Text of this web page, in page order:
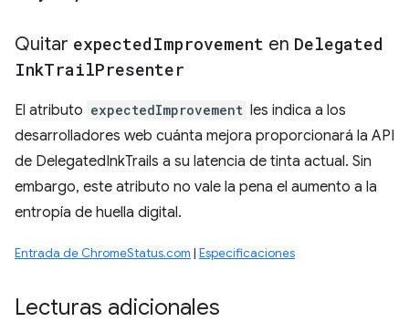
Quitar expectedImprovement en Delegated
InkTrailPresenter
El atributo expectedImprovement les indica a los
desarrolladores web cuánta mejora proporcionará la API
de DelegatedInkTrails a su latencia de tinta actual. Sin
embargo, este atributo no vale la pena el aumento a la
entropía de huella digital.
Entrada de ChromeStatus.com | Especificaciones
Lecturas adicionales